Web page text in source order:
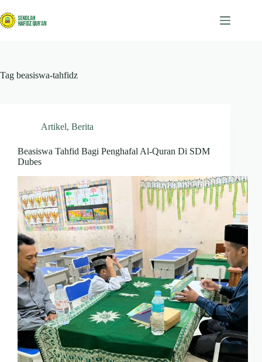
to
content
Tag beasiswa-tahfidz
Artikel, Berita
Beasiswa Tahfid Bagi Penghafal Al-Quran Di SDM
Dubes